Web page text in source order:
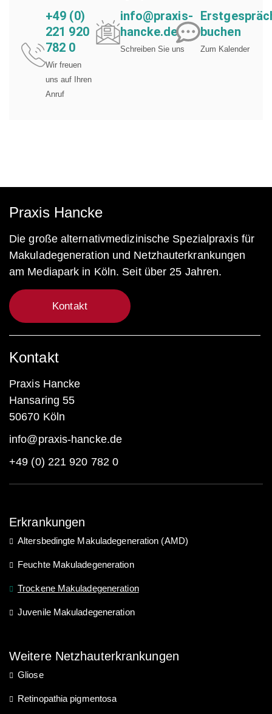
+49 (0)
221 920
782 0
Wir freuen
uns auf Ihren
Anruf
info@praxis-
hancke.de
Schreiben Sie uns
buchen
Zum Kalender
Praxis Hancke
Die große alternativmedizinische Spezialpraxis für
Makuladegeneration und Netzhauterkrankungen
am Mediapark in Köln. Seit über 25 Jahren.
Kontakt
Kontakt
Praxis Hancke
Hansaring 55
50670 Köln
info@praxis-hancke.de
+49 (0) 221 920 782 0
Erkrankungen
Altersbedingte Makuladegeneration (AMD)
Feuchte Makuladegeneration
Trockene Makuladegeneration
Juvenile Makuladegeneration
Weitere Netzhauterkrankungen
Gliose
Retinopathia pigmentosa